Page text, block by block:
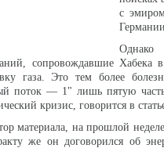
с
Однако
сопровождавшие
газа. Это тем более
поток — 1" лишь пятую
кризис, говорится в
материала, на прошлой
же он договорился об